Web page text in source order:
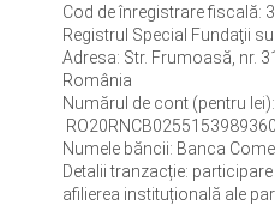
Cod de înregistrare fiscală:
Registrul Special Fundaţii
Adresa: Str. Frumoasă, nr.
România
Numărul de cont (pentru lei):
Numele băncii: Banca
Detalii tranzacție:
afilierea instituțională ale